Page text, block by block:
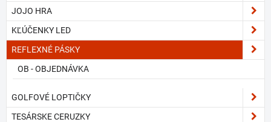
JOJO HRA
KĽÚČENKY LED
REFLEXNÉ PÁSKY
OB - OBJEDNÁVKA
GOLFOVÉ LOPTIČKY
TESÁRSKE CERUZKY